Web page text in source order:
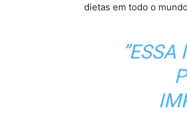
dietas em todo o